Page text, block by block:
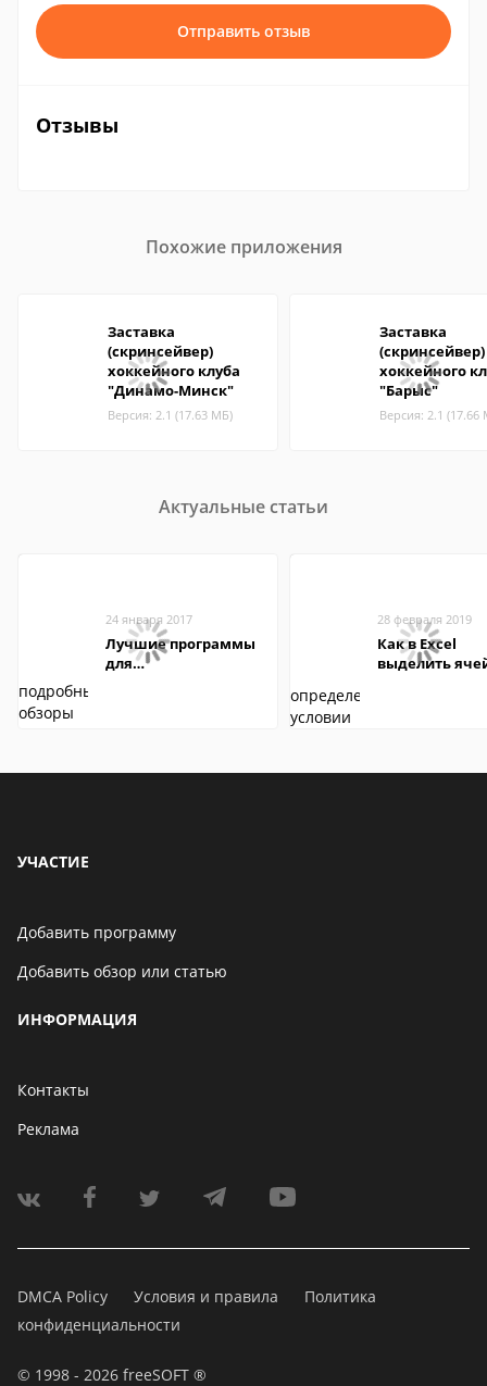
Отправить отзыв
Отзывы
Похожие приложения
Заставка
(скринсейвер)
хоккейного клуба
"Динамо-Минск"
Версия: 2.1 (17.63 МБ)
Заставка
(скринсейвер)
хоккейного
"Барыс"
Версия: 2.1 (17.66
Актуальные статьи
24 января 2017
Лучшие программы
для
28 февраля 2019
Как в Excel
выделить
УЧАСТИЕ
Добавить программу
Добавить обзор или статью
ИНФОРМАЦИЯ
Контакты
Реклама
DMCA Policy Условия и правила
Политика
конфиденциальности
© 1998 - 2026 freeSOFT ®